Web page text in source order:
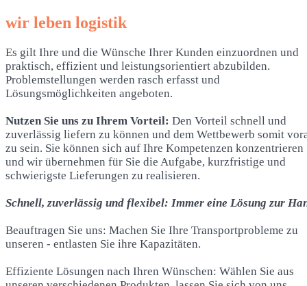
wir leben logistik
Es gilt Ihre und die Wünsche Ihrer Kunden einzuordnen und
praktisch, effizient und leistungsorientiert abzubilden.
Problemstellungen werden rasch erfasst und
Lösungsmöglichkeiten angeboten.
Nutzen Sie uns zu Ihrem Vorteil: Den Vorteil schnell und
zuverlässig liefern zu können und dem Wettbewerb somit
zu sein. Sie können sich auf Ihre Kompetenzen konzentrieren
und wir übernehmen für Sie die Aufgabe, kurzfristige und
schwierigste Lieferungen zu realisieren.
Schnell, zuverlässig und flexibel: Immer eine Lösung zur
Beauftragen Sie uns: Machen Sie Ihre Transportprobleme zu
unseren - entlasten Sie ihre Kapazitäten.
Effiziente Lösungen nach Ihren Wünschen: Wählen Sie aus